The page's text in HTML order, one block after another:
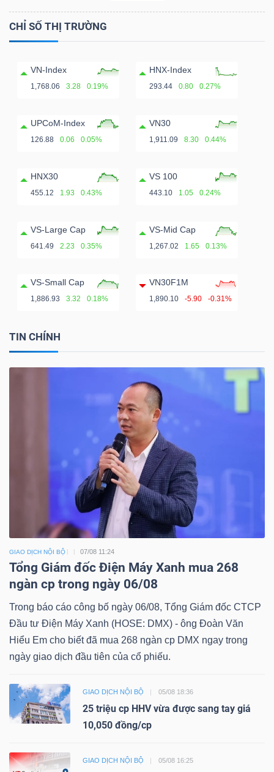
CHỈ SỐ THỊ TRƯỜNG
VN-Index
1,768.06 3.28 0.19%
HNX-Index
293.44 0.80 0.27%
UPCoM-Index
126.88 0.06 0.05%
VN30
1,911.09 8.30 0.44%
HNX30
455.12 1.93 0.43%
VS 100
443.10 1.05 0.24%
VS-Large Cap
641.49 2.23 0.35%
VS-Mid Cap
1,267.02 1.65 0.13%
VS-Small Cap
1,886.93 3.32 0.18%
VN30F1M
1,890.10 -5.90 -0.31%
TIN CHÍNH
GIAO DỊCH NỘI BỘ 07/08 11:24
Tổng Giám đốc Điện Máy Xanh mua 268
ngàn cp trong ngày 06/08
Trong báo cáo công bố ngày 06/08, Tổng Giám đốc CTCP
Đầu tư Điện Máy Xanh (HOSE: DMX) - ông Đoàn Văn
Hiểu Em cho biết đã mua 268 ngàn cp DMX ngay trong
ngày giao dịch đầu tiên của cổ phiếu.
GIAO DỊCH NỘI BỘ 05/08 18:36
25 triệu cp HHV vừa được sang tay giá
10,050 đồng/cp
GIAO DỊCH NỘI BỘ 05/08 16:25